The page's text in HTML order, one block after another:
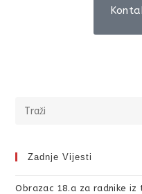
Zadnje Vijesti
Obrazac 18.a za radnike